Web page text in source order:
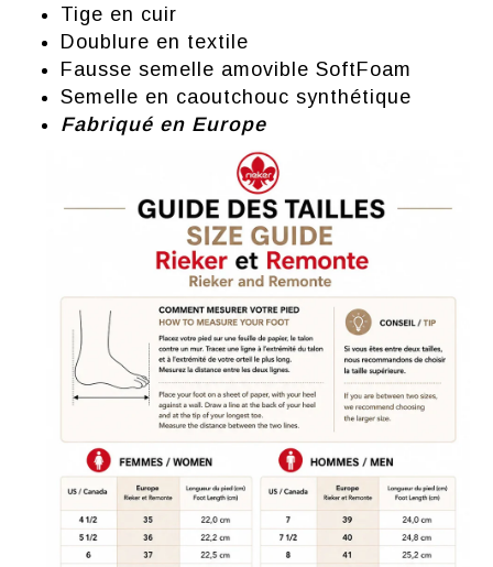
Tige en cuir
Doublure en textile
Fausse semelle amovible SoftFoam
Semelle en caoutchouc synthétique
Fabriqué en Europe